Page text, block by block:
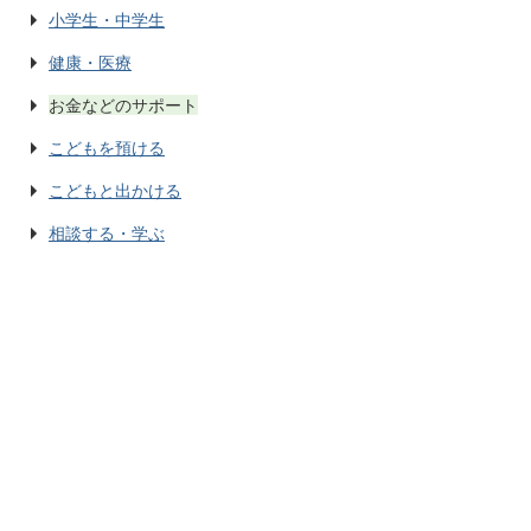
小学生・中学生
健康・医療
お金などのサポート
こどもを預ける
こどもと出かける
相談する・学ぶ